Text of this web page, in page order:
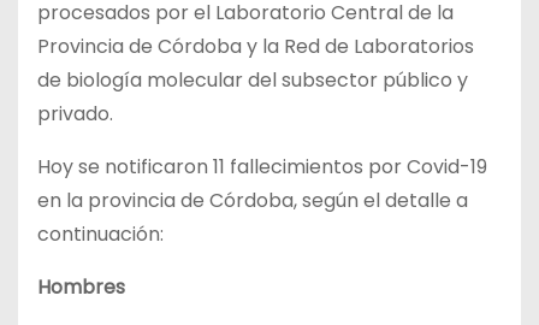
procesados por el Laboratorio Central de la
Provincia de Córdoba y la Red de Laboratorios
de biología molecular del subsector público y
privado.
Hoy se notificaron 11 fallecimientos por Covid-19
en la provincia de Córdoba, según el detalle a
continuación:
Hombres